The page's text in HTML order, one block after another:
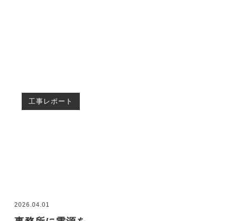
工事レポート
2026.04.01